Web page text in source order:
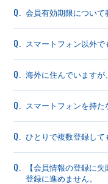
Q. 会員有効期限について
Q. スマートフォン以外で
Q. 海外に住んでいますが
Q. スマートフォンを持
Q. ひとりで複数登録して
Q.
【会員情報の登録に
登録に進めません。